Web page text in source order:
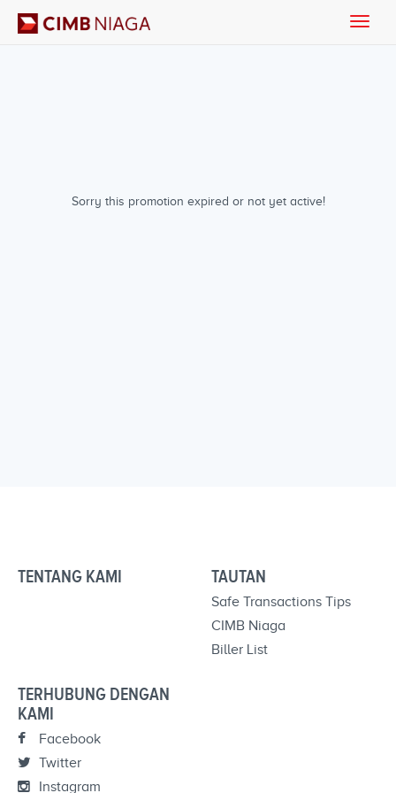
Sorry this promotion expired or not yet active!
Toggle
TENTANG KAMI TAUTAN
Safe Transactions Tips
CIMB Niaga
Biller List
TERHUBUNG DENGAN
KAMI
Facebook
Twitter
Instagram